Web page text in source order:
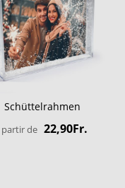
Schüttelrahmen
partir de 22,90Fr.